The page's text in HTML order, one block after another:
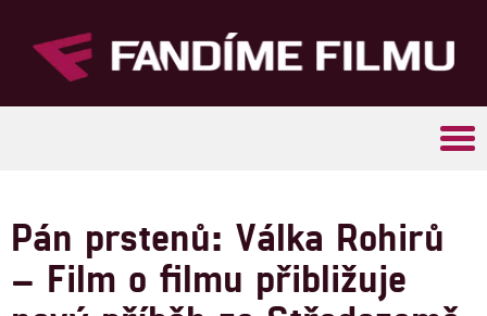
Pán prstenů: Válka Rohirů
– Film o filmu přibližuje